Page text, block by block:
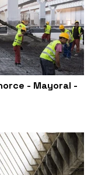
- Mayoral -